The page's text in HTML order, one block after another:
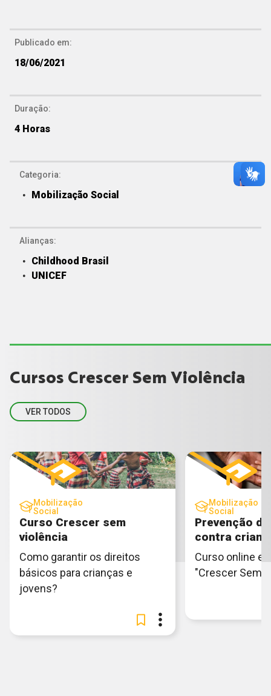
Publicado em:
18/06/2021
Duração:
4 Horas
Categoria:
Mobilização Social
Alianças:
Childhood Brasil
UNICEF
Cursos Crescer Sem Violência
VER TODOS
Mobilização
Social
Curso Crescer sem
violência
Como garantir os direitos
básicos para crianças e
jovens?
Mobilização
Social
Prevenção
contra
Curso online e
"Crescer Sem